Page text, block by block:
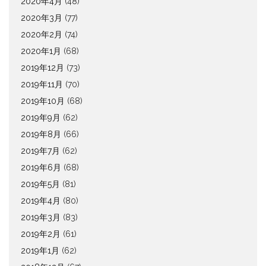
2020年3月 (77)
2020年2月 (74)
2020年1月 (68)
2019年12月 (73)
2019年11月 (70)
2019年10月 (68)
2019年9月 (62)
2019年8月 (66)
2019年7月 (62)
2019年6月 (68)
2019年5月 (81)
2019年4月 (80)
2019年3月 (83)
2019年2月 (61)
2019年1月 (62)